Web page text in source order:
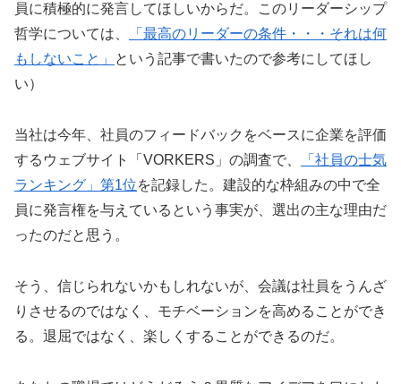
員に積極的に発言してほしいからだ。このリーダーシップ
哲学については、
「最高のリーダーの条件・・・それは何
もしないこと」
という記事で書いたので参考にしてほし
い）
当社は今年、社員のフィードバックをベースに企業を評価
するウェブサイト「VORKERS」の調査で、
「社員の士気
ランキング」第1位を記録した。建設的な枠組みの中で全
員に発言権を与えているという事実が、選出の主な理由だ
ったのだと思う。
そう、信じられないかもしれないが、会議は社員をうんざ
りさせるのではなく、モチベーションを高めることができ
る。退屈ではなく、楽しくすることができるのだ。